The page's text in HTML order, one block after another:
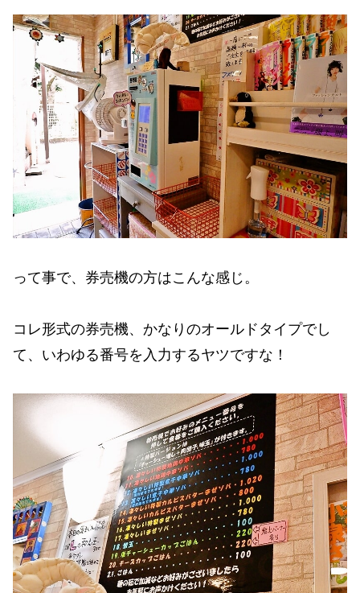
って事で、券売機の方はこんな感じ。
コレ形式の券売機、かなりのオールドタイプでし
て、いわゆる番号を入力するヤツですな！